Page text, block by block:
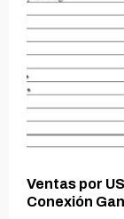
Ventas por
Conexión